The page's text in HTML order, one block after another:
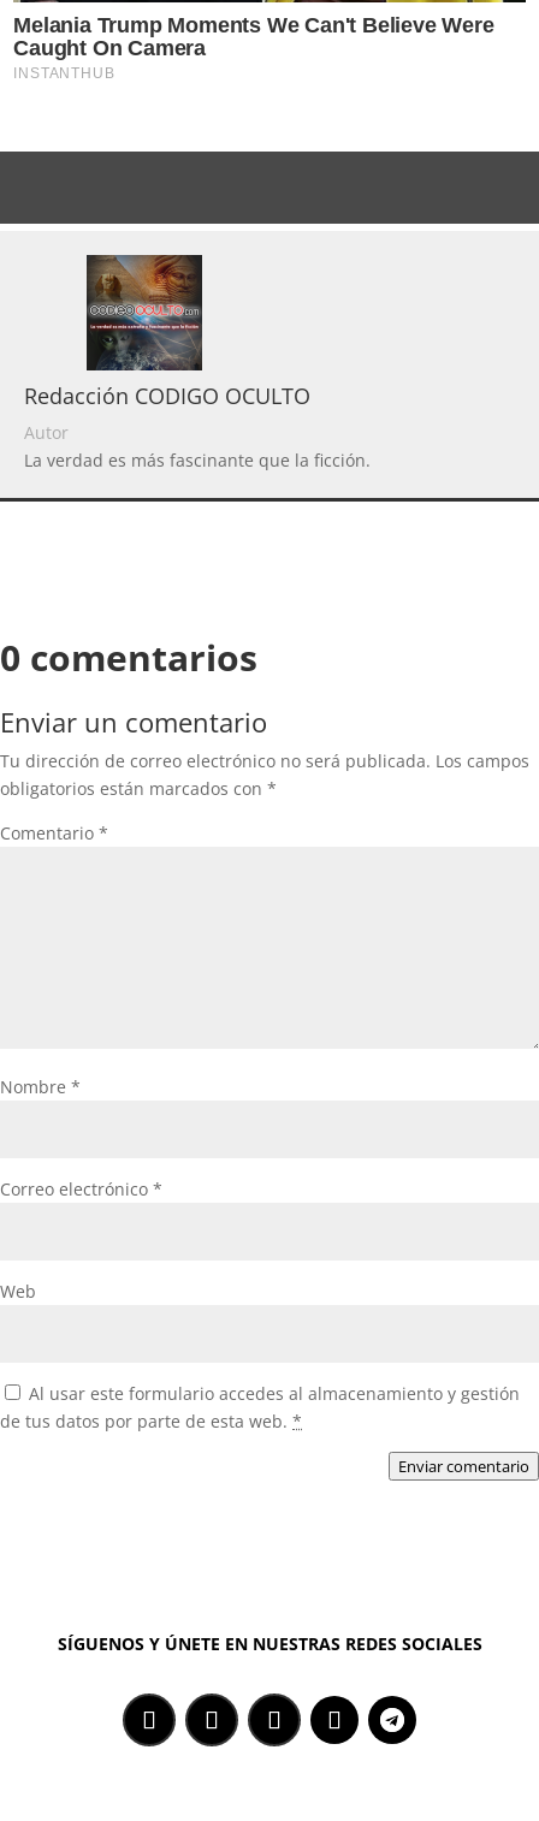
Redacción CODIGO OCULTO
Autor
La verdad es más fascinante que la ficción.
0 comentarios
Enviar un comentario
Tu dirección de correo electrónico no será publicada. Los campos
obligatorios están marcados con *
Comentario *
Nombre *
Correo electrónico *
Web
Al usar este formulario accedes al almacenamiento y gestión
de tus datos por parte de esta web. *
Enviar comentario
SÍGUENOS Y ÚNETE EN NUESTRAS REDES SOCIALES